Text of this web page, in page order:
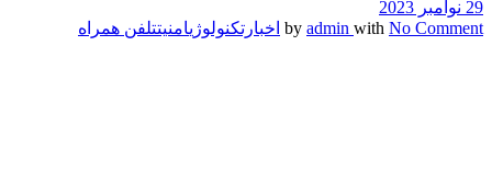
29 نوامبر 2023
by admin with No Comment اخبارتکنولوژیامنیتتلفن همراه